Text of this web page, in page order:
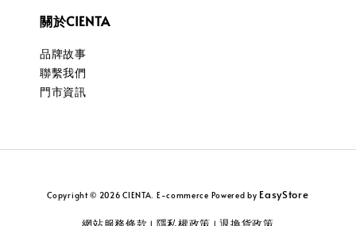
關於CIENTA
品牌故事
聯繫我們
門市資訊
Copyright © 2026 CIENTA. E-commerce Powered by EasyStore